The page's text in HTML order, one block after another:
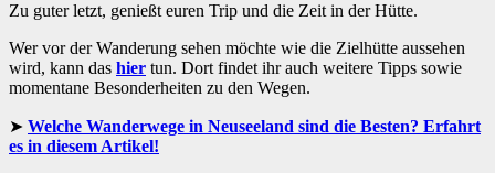
Zu guter letzt, genießt euren Trip und die Zeit in der Hütte.
Wer vor der Wanderung sehen möchte wie die Zielhütte aussehen
wird, kann das hier tun. Dort findet ihr auch weitere Tipps sowie
momentane Besonderheiten zu den Wegen.
Welche Wanderwege in Neuseeland sind die Besten? Erfahrt
es in diesem Artikel!